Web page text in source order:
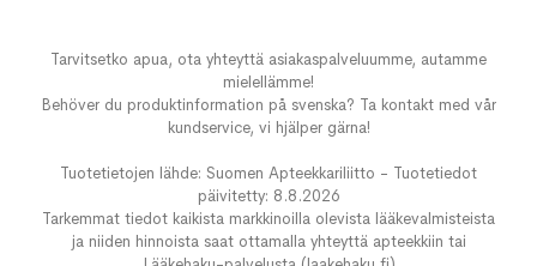
Tarvitsetko apua, ota yhteyttä asiakaspalveluumme, autamme
mielellämme!
Behöver du produktinformation på svenska? Ta kontakt med vår
kundservice, vi hjälper gärna!
Tuotetietojen lähde: Suomen Apteekkariliitto - Tuotetiedot
päivitetty: 8.8.2026
Tarkemmat tiedot kaikista markkinoilla olevista lääkevalmisteista
ja niiden hinnoista saat ottamalla yhteyttä apteekkiin tai